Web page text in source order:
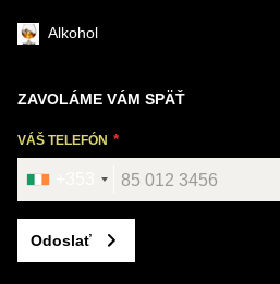
Alkohol
ZAVOLÁME VÁM SPÄŤ
VÁŠ TELEFÓN
Odoslať